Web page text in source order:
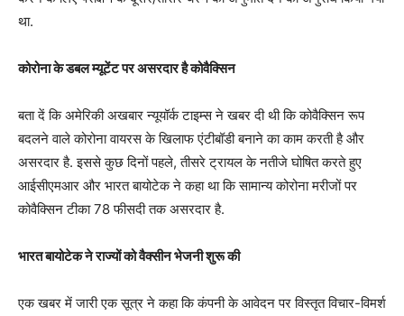
था.
कोरोना के डबल म्यूटेंट पर असरदार है कोवैक्सिन
बता दें कि अमेरिकी अखबार न्यूयॉर्क टाइम्स ने खबर दी थी कि कोवैक्सिन रूप
बदलने वाले कोरोना वायरस के खिलाफ एंटीबॉडी बनाने का काम करती है और
असरदार है. इससे कुछ दिनों पहले, तीसरे ट्रायल के नतीजे घोषित करते हुए
आईसीएमआर और भारत बायोटेक ने कहा था कि सामान्य कोरोना मरीजों पर
कोवैक्सिन टीका 78 फीसदी तक असरदार है.
भारत बायोटेक ने राज्यों को वैक्सीन भेजनी शुरू की
एक खबर में जारी एक सूत्र ने कहा कि कंपनी के आवेदन पर विस्तृत विचार-विमर्श